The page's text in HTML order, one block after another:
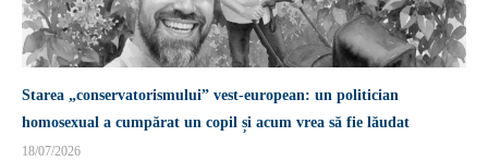
Starea „conservatorismului” vest-european: un politician
homosexual a cumpărat un copil și acum vrea să fie lăudat
18/07/2026